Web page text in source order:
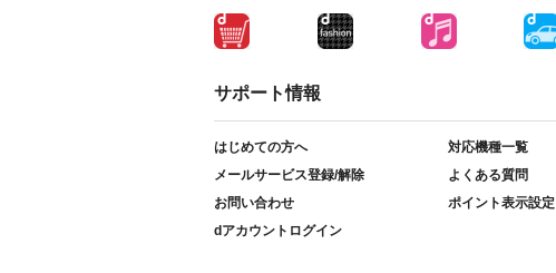
サポート情報
はじめての方へ
対応機種一覧
メールサービス登録/解除
よくある質問
お問い合わせ
ポイント表示設定
dアカウントログイン